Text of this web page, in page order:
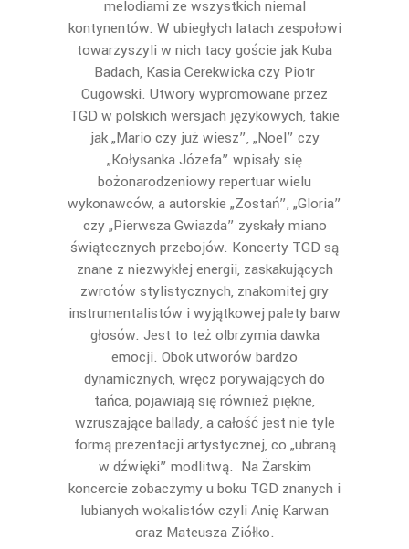
melodiami ze wszystkich niemal
kontynentów. W ubiegłych latach zespołowi
towarzyszyli w nich tacy goście jak Kuba
Badach, Kasia Cerekwicka czy Piotr
Cugowski. Utwory wypromowane przez
TGD w polskich wersjach językowych, takie
jak „Mario czy już wiesz”, „Noel” czy
„Kołysanka Józefa” wpisały się
bożonarodzeniowy repertuar wielu
wykonawców, a autorskie „Zostań”, „Gloria”
czy „Pierwsza Gwiazda” zyskały miano
świątecznych przebojów. Koncerty TGD są
znane z niezwykłej energii, zaskakujących
zwrotów stylistycznych, znakomitej gry
instrumentalistów i wyjątkowej palety barw
głosów. Jest to też olbrzymia dawka
emocji. Obok utworów bardzo
dynamicznych, wręcz porywających do
tańca, pojawiają się również piękne,
wzruszające ballady, a całość jest nie tyle
formą prezentacji artystycznej, co „ubraną
w dźwięki” modlitwą. Na Żarskim
koncercie zobaczymy u boku TGD znanych i
lubianych wokalistów czyli Anię Karwan
oraz Mateusza Ziółko.